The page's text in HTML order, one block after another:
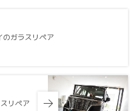
のガラスリペア
リペア